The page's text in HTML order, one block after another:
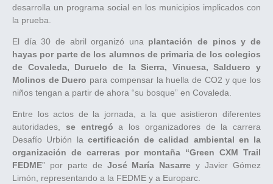
desarrolla un programa social en los municipios implicados con
la prueba.
El día 30 de abril organizó una plantación de pinos y de
hayas por parte de los alumnos de primaria de los colegios
de Covaleda, Duruelo de la Sierra, Vinuesa, Salduero y
Molinos de Duero para compensar la huella de CO2 y que los
niños tengan a partir de ahora “su bosque” en Covaleda.
Entre los actos de la jornada, a la que asistieron diferentes
autoridades, se entregó a los organizadores de la carrera
Desafío Urbión la certificación de calidad ambiental en la
organización de carreras por montaña “Green CXM Trail
FEDME” por parte de José María Nasarre y Javier Gómez
Limón, representando a la FEDME y a Europarc.